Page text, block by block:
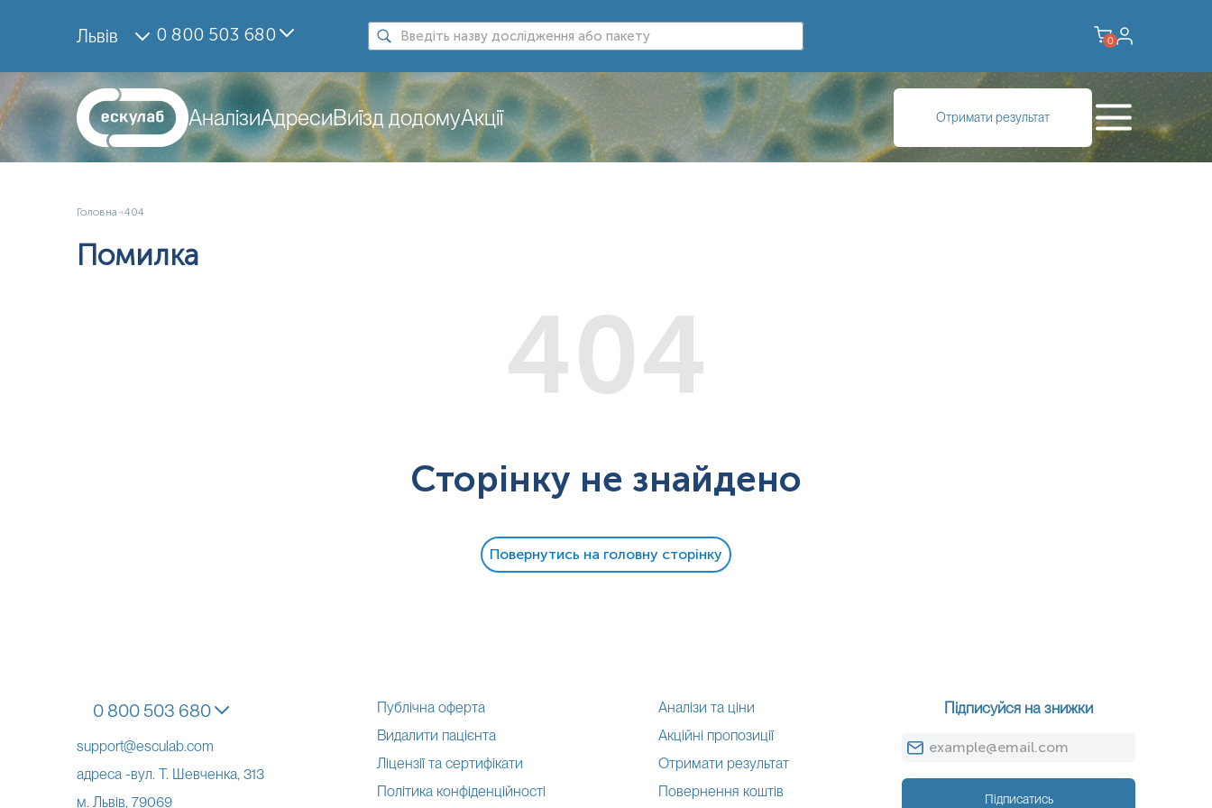
Львів 0 800 503 680 0
АналізиАдресиВиїзд додомуАкції Отримати результат
Головна 404
Помилка
404
Сторінку не знайдено
Повернутись на головну сторінку
0 800 503 680
support@esculab.com
адреса -вул. Т. Шевченка, 313
м. Львів, 79069
Публічна оферта
Видалити пацієнта
Ліцензії та сертифікати
Політика конфіденційності
Аналізи та ціни
Акційні пропозиції
Отримати результат
Повернення коштів
Підписуйся на знижки
Підписатись